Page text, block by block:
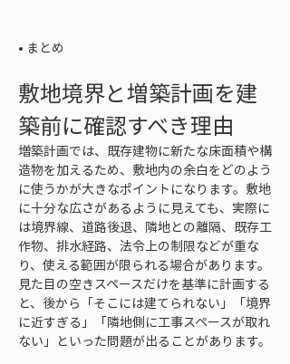
• まとめ
敷地境界と増築計画を建
築前に確認すべき理由
増築計画では、既存建物に新たな床面積や構
造物を加えるため、敷地内の余白をどのよう
に使うかが大きなポイントになります。敷地
に十分な広さがあるように見えても、実際に
は境界線、道路後退、隣地との離隔、既存工
作物、排水経路、法令上の制限などが重な
り、使える範囲が限られる場合があります。
見た目の空きスペースだけを基準に計画する
と、後から「そこには建てられない」「境界
に近すぎる」「隣地側に工事スペースが取れ
ない」といった問題が出ることがあります。